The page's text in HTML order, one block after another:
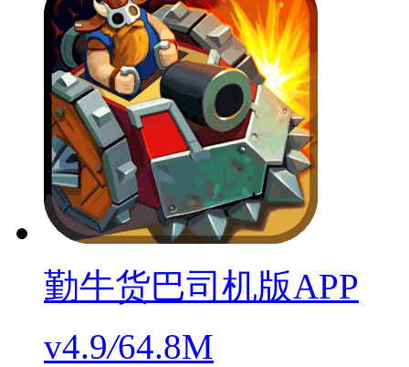
勤牛货巴司机版APP
v4.9/64.8M